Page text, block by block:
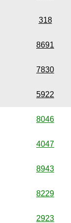
318
8691
7830
5922
8046
4047
8943
8229
2923